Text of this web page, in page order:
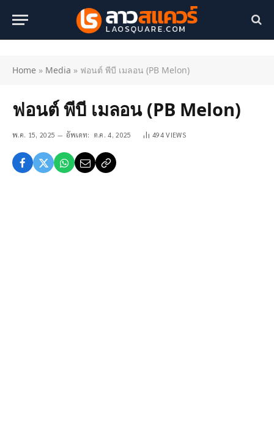
Home » Media » ฟอนต์ พีบี เมลอน (PB Melon)
ฟอนต์ พีบี เมลอน (PB Melon)
พ.ค. 15, 2025 อัพเดท: ต.ค. 4, 2025 494VIEWS